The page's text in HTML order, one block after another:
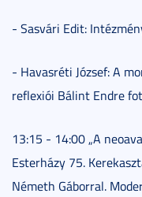
- Sasvári Edit:
- Havasréti József: A
reflexiói Bálint Endre
13:15 - 14:00 „A
Esterházy 75.
Németh Gáborral.